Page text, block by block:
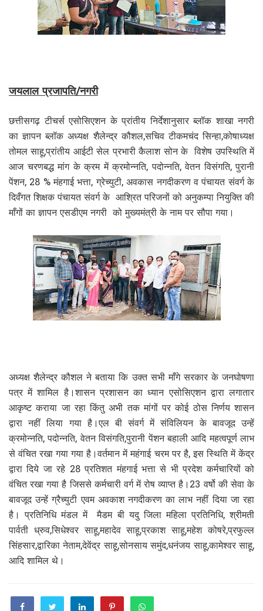
जयलाल प्रजापति/नगरी
छत्तीसगढ़ टीचर्स एसोसिएशन के प्रांतीय निर्देशानुसार ब्लॉक शाखा नगरी
का ज्ञापन ब्लॉक अध्यक्ष शैलेन्द्र कौशल,सचिव टीकमचंद सिन्हा,कोषाध्यक्ष
तोमल साहू,प्रांतीय आईटी सेल प्रभारी कैलाश सोन के विशेष उपस्थिति में
आज चरणबद्ध मांग के क्रम में क्रमोन्नति, पदोन्नति, वेतन विसंगति, पुरानी
पेंशन, 28 % मंहगाई भत्ता, ग्रेच्युटी, अवकास नगदीकरण व पंचायत संवर्ग के
दिवँगत शिक्षक पंचायत संवर्ग के आश्रित परिजनों को अनुकम्पा नियुक्ति की
माँगों का ज्ञापन एसडीएम नगरी को मुख्यमंत्री के नाम पर सौपा गया।
अध्यक्ष शैलेन्द्र कौशल ने बताया कि उक्त सभी माँगे सरकार के जनघोषणा
पत्र में शामिल है।शासन प्रशासन का ध्यान एसोसिएशन द्वारा लगातार
आकृष्ट कराया जा रहा किंतु अभी तक मांगों पर कोई ठोस निर्णय शासन
द्वारा नहीं लिया गया है।एल बी संवर्ग में संविलियन के बावजूद उन्हें
क्रमोन्नति, पदोन्नति, वेतन विसंगति,पुरानी पेंशन बहाली आदि महत्वपूर्ण लाभ
से वंचित रखा गया गया है।वर्तमान में महंगाई चरम पर है, इस स्थिति में केंद्र
द्वारा दिये जा रहे 28 प्रतिशत मंहगाई भत्ता से भी प्रदेश कर्मचारियों को
वंचित रखा गया है जिससे कर्मचारी वर्ग में रोष व्याप्त है।23 वर्षो की सेवा के
बावजूद उन्हें ग्रैच्युटी एवम अवकाश नगदीकरण का लाभ नहीं दिया जा रहा
है। प्रतिनिधि मंडल में मैडम बी यदु जिला महिला प्रतिनिधि, श्रीमती
पार्वती ध्रुव,सिधेश्वर साहू,महादेव साहू,प्रकाश साहू,महेश कोषरे,प्रफुल्ल
सिंहसार,द्वारिका नेताम,देवेंद्र साहू,सोनसाय समुंद,धनंजय साहू,कामेश्वर साहू,
आदि शामिल थे।